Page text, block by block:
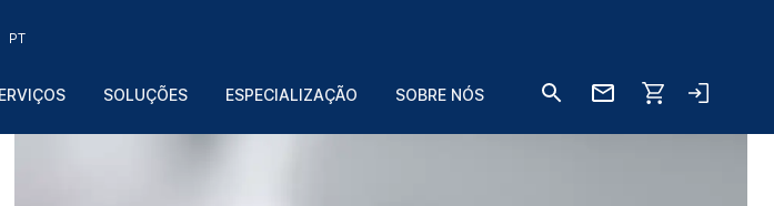
PT
SOLUÇÕES ESPECIALIZAÇÃO SOBRE NÓS